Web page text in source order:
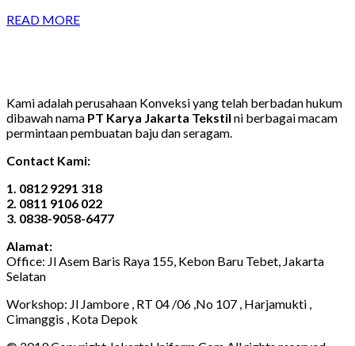
READ MORE
Kami adalah perusahaan Konveksi yang telah berbadan hukum
dibawah nama PT Karya Jakarta Tekstil ni berbagai macam
permintaan pembuatan baju dan seragam.
Contact Kami:
1. 0812 9291 318
2. 0811 9106 022
3. 0838-9058-6477
Alamat:
Office: Jl Asem Baris Raya 155, Kebon Baru Tebet, Jakarta
Selatan
Workshop: Jl Jambore , RT 04 /06 ,No 107 , Harjamukti ,
Cimanggis , Kota Depok